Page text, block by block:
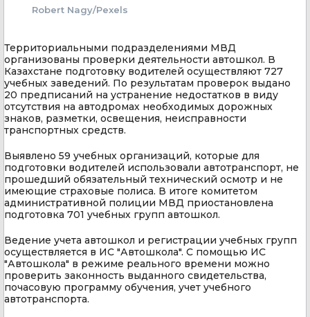
Robert Nagy/Pexels
Территориальными подразделениями МВД
организованы проверки деятельности автошкол. В
Казахстане подготовку водителей осуществляют 727
учебных заведений. По результатам проверок выдано
20 предписаний на устранение недостатков в виду
отсутствия на автодромах необходимых дорожных
знаков, разметки, освещения, неисправности
транспортных средств.
Выявлено 59 учебных организаций, которые для
подготовки водителей использовали автотранспорт, не
прошедший обязательный технический осмотр и не
имеющие страховые полиса. В итоге комитетом
административной полиции МВД приостановлена
подготовка 701 учебных групп автошкол.
Ведение учета автошкол и регистрации учебных групп
осуществляется в ИС "Автошкола". С помощью ИС
"Автошкола" в режиме реального времени можно
проверить законность выданного свидетельства,
почасовую программу обучения, учет учебного
автотранспорта.